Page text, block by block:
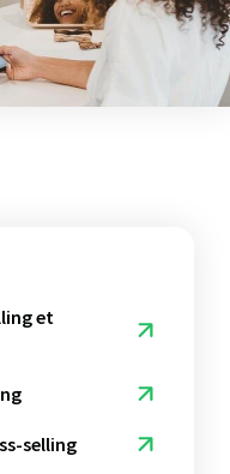
et
selling